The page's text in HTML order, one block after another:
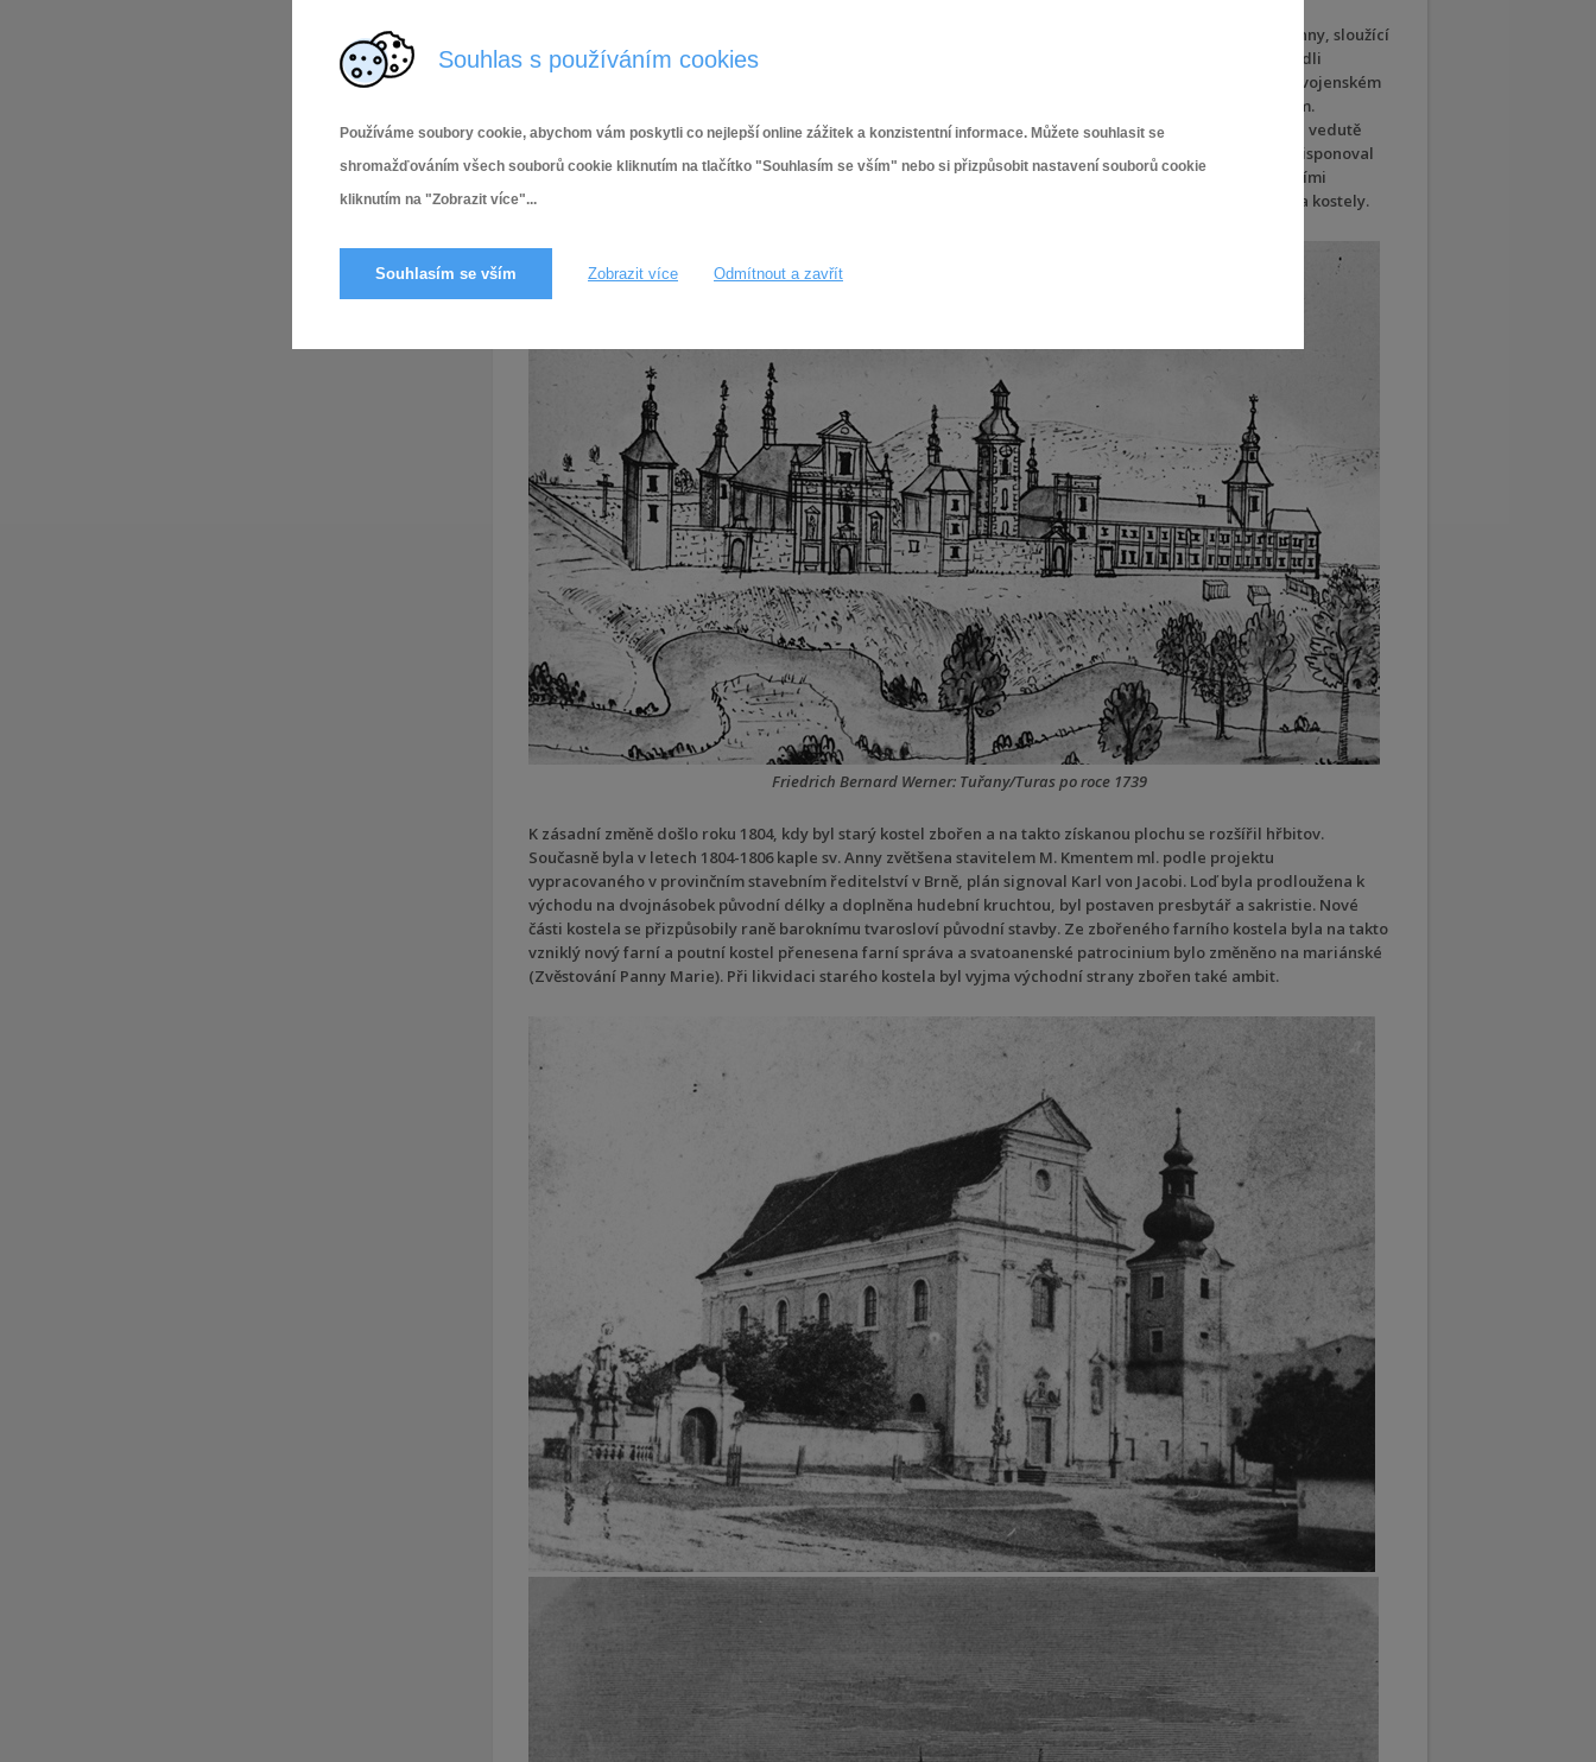
Souhlas s používáním cookies
Používáme soubory cookie, abychom vám poskytli co nejlepší online zážitek a konzistentní informace. Můžete souhlasit se
shromažďováním všech souborů cookie kliknutím na tlačítko "Souhlasím se vším" nebo si přizpůsobit nastavení souborů cookie
kliknutím na "Zobrazit více"...
Souhlasím se vším Zobrazit více Odmítnout a zavřít
V letech 1693-1698 postavil Jan Křtitel Erna severně od starého kostela a ambitu raně barokní kapli sv. Anny, sloužící
jezuitské rezidenci. Pod kaplí byla zřízena hrobka, v níž jsou snad pohřbeni někteří jezuité, kteří zde vedli
duchovní správu v letech 1666-1773. Také tato kaple je – stejně jako starší kostel – zakreslena ještě na I. vojenském
mapování, ve srovnání se starým kostelem jako drobnější bezvěžová stavba s výrazným západním štítem.
Mnohem výstižnější je však zobrazení obou kostelů, jezuitské rezidence a dalších drobnějších staveb na vedutě
F.M.Wernera někdy z poloviny 18. století, zachycující celý areál v jeho vrcholné podobě. Barokní areál disponoval
vedle kostelní věže ještě třemi věžemi v západní frontě celého komplexu, tvořené vysokou zdí se vstupními
branami. Hranolové věže stály v severozápadním a jihozápadním nároží komplexu a rovněž mezi oběma kostely.
Friedrich Bernard Werner: Tuřany/Turas po roce 1739
K zásadní změně došlo roku 1804, kdy byl starý kostel zbořen a na takto získanou plochu se rozšířil hřbitov.
Současně byla v letech 1804-1806 kaple sv. Anny zvětšena stavitelem M. Kmentem ml. podle projektu
vypracovaného v provinčním stavebním ředitelství v Brně, plán signoval Karl von Jacobi. Loď byla prodloužena k
východu na dvojnásobek původní délky a doplněna hudební kruchtou, byl postaven presbytář a sakristie. Nové
části kostela se přizpůsobily raně baroknímu tvarosloví původní stavby. Ze zbořeného farního kostela byla na takto
vzniklý nový farní a poutní kostel přenesena farní správa a svatoanenské patrocinium bylo změněno na mariánské
(Zvěstování Panny Marie). Při likvidaci starého kostela byl vyjma východní strany zbořen také ambit.